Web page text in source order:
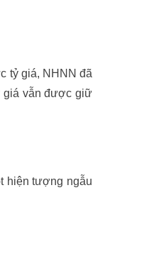
tỷ giá, NHNN đã
giá vẫn được giữ
hiện tượng ngẫu